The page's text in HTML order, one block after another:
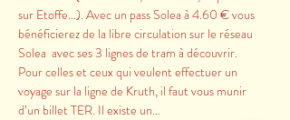
sur Etoffe…). Avec un pass Solea à 4.60 € vous
bénéficierez de la libre circulation sur le réseau
Solea  avec ses 3 lignes de tram à découvrir.
Pour celles et ceux qui veulent effectuer un
voyage sur la ligne de Kruth, il faut vous munir
d’un billet TER. Il existe un…